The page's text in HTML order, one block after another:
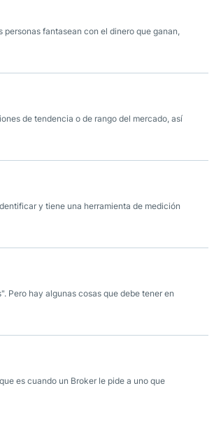
personas fantasean con el dinero que ganan,
de tendencia o de rango del mercado, así
y tiene una herramienta de medición
Pero hay algunas cosas que debe tener en
es cuando un Broker le pide a uno que